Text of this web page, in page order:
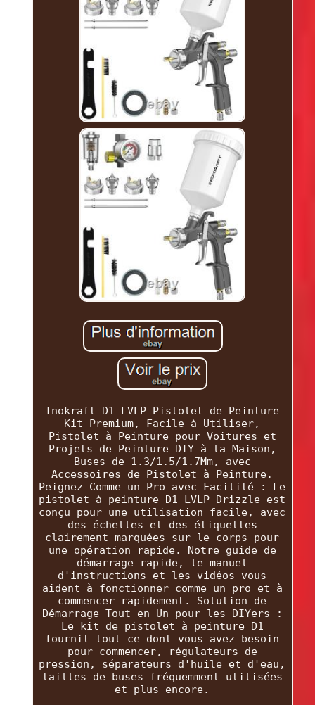
Inokraft D1 LVLP Pistolet de Peinture
Kit Premium, Facile à Utiliser,
Pistolet à Peinture pour Voitures et
Projets de Peinture DIY à la Maison,
Buses de 1.3/1.5/1.7Mm, avec
Accessoires de Pistolet à Peinture.
Peignez Comme un Pro avec Facilité : Le
pistolet à peinture D1 LVLP Drizzle est
conçu pour une utilisation facile, avec
des échelles et des étiquettes
clairement marquées sur le corps pour
une opération rapide. Notre guide de
démarrage rapide, le manuel
d'instructions et les vidéos vous
aident à fonctionner comme un pro et à
commencer rapidement. Solution de
Démarrage Tout-en-Un pour les DIYers :
Le kit de pistolet à peinture D1
fournit tout ce dont vous avez besoin
pour commencer, régulateurs de
pression, séparateurs d'huile et d'eau,
tailles de buses fréquemment utilisées
et plus encore.